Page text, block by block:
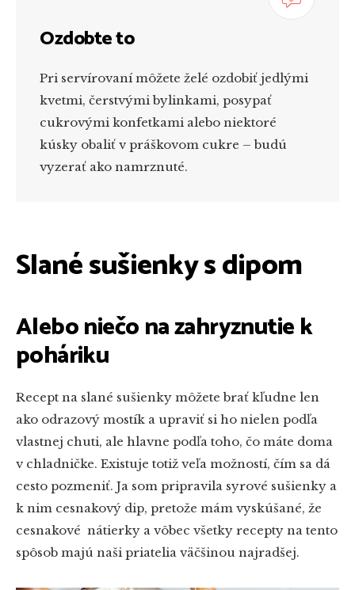
Ozdobte to
Pri servírovaní môžete želé ozdobiť jedlými
kvetmi, čerstvými bylinkami, posypať
cukrovými konfetkami alebo niektoré
kúsky obaliť v práškovom cukre – budú
vyzerať ako namrznuté.
Slané sušienky s dipom
Alebo niečo na zahryznutie k
poháriku
Recept na slané sušienky môžete brať kľudne len
ako odrazový mostík a upraviť si ho nielen podľa
vlastnej chuti, ale hlavne podľa toho, čo máte doma
v chladničke. Existuje totiž veľa možností, čím sa dá
cesto pozmeniť. Ja som pripravila syrové sušienky a
k nim cesnakový dip, pretože mám vyskúšané, že
cesnakové nátierky a vôbec všetky recepty na tento
spôsob majú naši priatelia väčšinou najradšej.